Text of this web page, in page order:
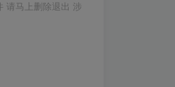
请马上删除退出 涉